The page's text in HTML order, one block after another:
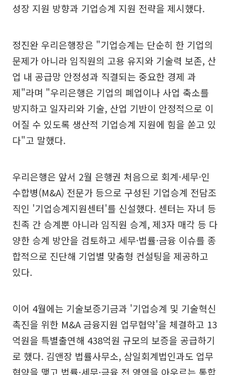
성장 지원 방향과 기업승계 지원 전략을 제시했다.
정진완 우리은행장은 "기업승계는 단순히 한 기업의
문제가 아니라 임직원의 고용 유지와 기술력 보존, 산
업 내 공급망 안정성과 직결되는 중요한 경제 과
제"라며 "우리은행은 기업의 폐업이나 사업 축소를
방지하고 일자리와 기술, 산업 기반이 안정적으로 이
어질 수 있도록 생산적 기업승계 지원에 힘을 쏟고 있
다"고 말했다.
우리은행은 앞서 2월 은행권 처음으로 회계·세무·인
수합병(M&A) 전문가 등으로 구성된 기업승계 전담조
직인 '기업승계지원센터'를 신설했다. 센터는 자녀 등
친족 간 승계뿐 아니라 임직원 승계, 제3자 매각 등 다
양한 승계 방안을 검토하고 세무·법률·금융 이슈를 종
합적으로 진단해 기업별 맞춤형 컨설팅을 제공하고
있다.
이어 4월에는 기술보증기금과 '기업승계 및 기술혁신
촉진을 위한 M&A 금융지원 업무협약'을 체결하고 13
억원을 특별출연해 438억원 규모의 보증을 공급하기
로 했다. 김앤장 법률사무소, 삼일회계법인과도 업무
협약을 맺고 법률·세무·금융 전 영역을 아우르는 통합